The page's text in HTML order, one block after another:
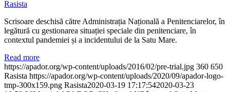
Rasista
Scrisoare deschisă către Administrația Națională a Penitenciarelor, în
legătură cu gestionarea situației speciale din penitenciare, în
contextul pandemiei și a incidentului de la Satu Mare.
Read more
https://apador.org/wp-content/uploads/2016/02/pre-trial.jpg 360 650
Rasista https://apador.org/wp-content/uploads/2020/09/apador-logo-
tmp-300x159.png Rasista2020-03-19 17:17:542020-03-23